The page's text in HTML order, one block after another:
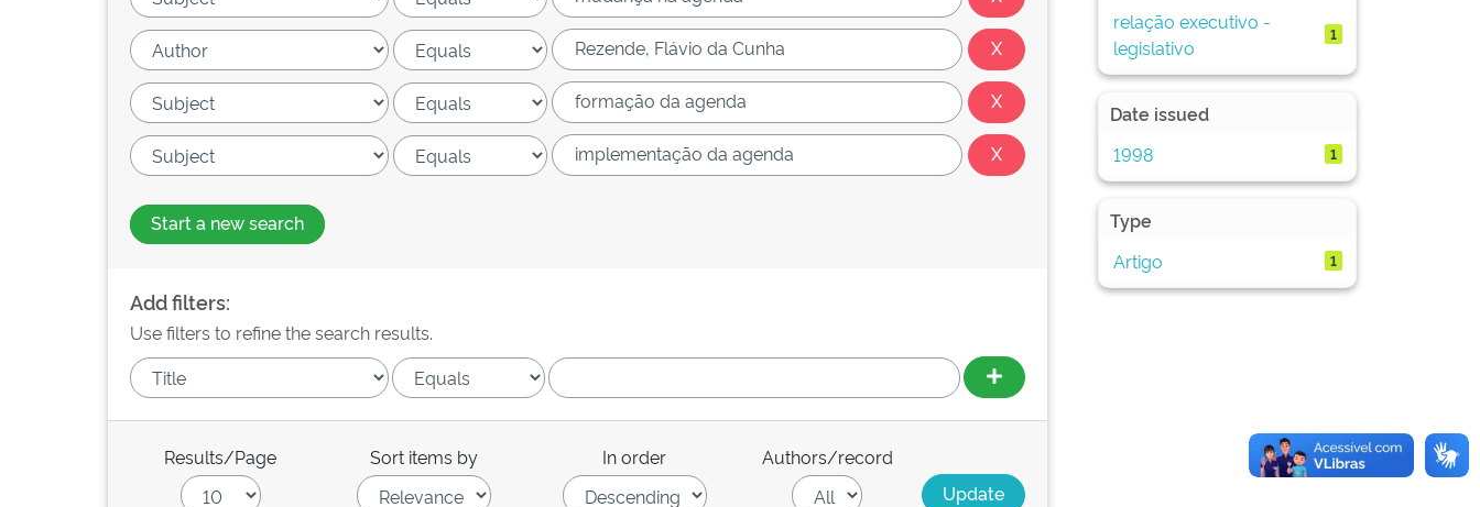
Start a new search
Add filters:
Use filters to refine the search results.
Results/Page Sort items by In order Authors/record
relação executivo -
legislativo
1
Date issued
1998
1
Type
Artigo
1